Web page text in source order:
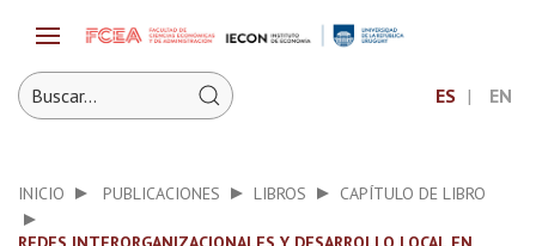
ES EN
INICIO PUBLICACIONES LIBROS CAPÍTULO DE LIBRO